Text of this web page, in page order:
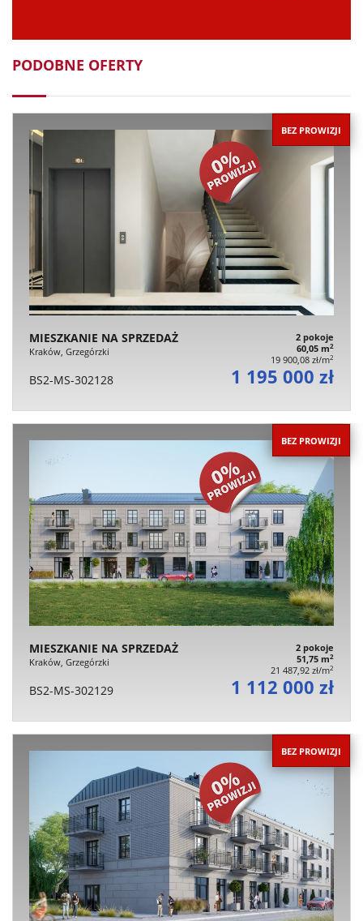
PODOBNE OFERTY
BEZ PROWIZJI
MIESZKANIE NA SPRZEDAŻ
Kraków, Grzegórzki
2 pokoje
60,05 m2
19 900,08 zł/m2
BS2-MS-302128 1 195 000 zł
BEZ PROWIZJI
MIESZKANIE NA SPRZEDAŻ
Kraków, Grzegórzki
2 pokoje
51,75 m2
21 487,92 zł/m2
BS2-MS-302129 1 112 000 zł
BEZ PROWIZJI